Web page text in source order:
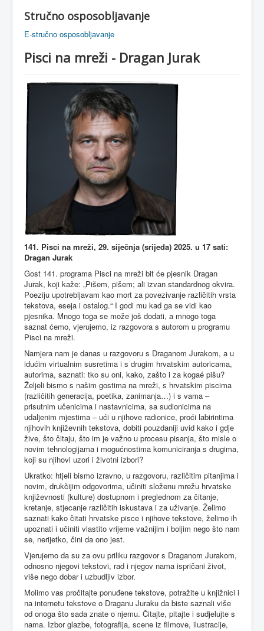
Stručno osposobljavanje
E-stručno osposobljavanje
Pisci na mreži - Dragan Jurak
141. Pisci na mreži, 29. siječnja (srijeda) 2025. u 17 sati:
Dragan Jurak
Gost 141. programa Pisci na mreži bit će pjesnik Dragan
Jurak, koji kaže: „Pišem, pišem; ali izvan standardnog okvira.
Poeziju upotrebljavam kao mort za povezivanje različitih vrsta
tekstova, eseja i ostalog.“ I godi mu kad ga se vidi kao
pjesnika. Mnogo toga se može još dodati, a mnogo toga
saznat ćemo, vjerujemo, iz razgovora s autorom u programu
Pisci na mreži.
Namjera nam je danas u razgovoru s Draganom Jurakom, a u
idućim virtualnim susretima i s drugim hrvatskim autoricama,
autorima, saznati: tko su oni, kako, zašto i za kogaé pišu?
Željeli bismo s našim gostima na mreži, s hrvatskim piscima
(različitih generacija, poetika, zanimanja…) i s vama –
prisutnim učenicima i nastavnicima, sa sudionicima na
udaljenim mjestima – ući u njihove radionice, proći labirintima
njihovih književnih tekstova, dobiti pouzdaniji uvid kako i gdje
žive, što čitaju, što im je važno u procesu pisanja, što misle o
novim tehnologijama i mogućnostima komuniciranja s drugima,
koji su njihovi uzori i životni izbori?
Ukratko: htjeli bismo izravno, u razgovoru, različitim pitanjima i
novim, drukčijim odgovorima, učiniti složenu mrežu hrvatske
književnosti (kulture) dostupnom i preglednom za čitanje,
kretanje, stjecanje različitih iskustava i za uživanje. Želimo
saznati kako čitati hrvatske pisce i njihove tekstove, želimo ih
upoznati i učiniti vlastito vrijeme važnijim i boljim nego što nam
se, nerijetko, čini da ono jest.
Vjerujemo da su za ovu priliku razgovor s Draganom Jurakom,
odnosno njegovi tekstovi, rad i njegov nama ispričani život,
više nego dobar i uzbudljiv izbor.
Molimo vas pročitajte ponuđene tekstove, potražite u knjižnici i
na internetu tekstove o Draganu Juraku da biste saznali više
od onoga što sada znate o njemu. Čitajte, pitajte i sudjelujte s
nama. Izbor glazbe, fotografija, scene iz filmove, ilustracije,